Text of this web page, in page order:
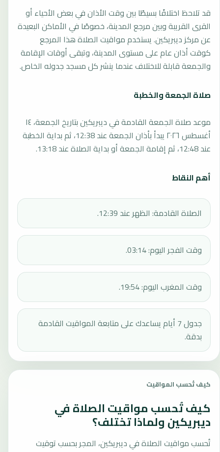
قد تلاحظ اختلافًا بسيطًا بين وقت الأذان في بعض الأحياء أو
القرى القريبة وبين مرجع المدينة، خصوصًا في الأماكن البعيدة
عن مركز ديبريكين. يستخدم مواقيت الصلاة هذا المرجع
كوقت أذان عام على مستوى المدينة، وتبقى أوقات الإقامة
والجمعة قابلة للاختلاف عندما ينشر كل مسجد جدوله الخاص.
صلاة الجمعة والخطبة
موعد صلاة الجمعة القادمة في ديبريكين بتاريخ الجمعة، ١٤
أغسطس ٢٠٢٦ يبدأ بأذان الجمعة عند 12:38، ثم بداية الخطبة
عند 12:48، ثم إقامة الجمعة أو بداية الصلاة عند 13:18.
أهم النقاط
الصلاة القادمة: الظهر عند 12:39.
وقت الفجر اليوم: 03:14.
وقت المغرب اليوم: 19:54.
جدول 7 أيام يساعدك على متابعة المواقيت القادمة
بدقة.
كيف تُحسب المواقيت
كيف تُحسب مواقيت الصلاة في
ديبريكين ولماذا تختلف؟
تُحسب مواقيت الصلاة في ديبريكين، المجر بحسب توقيت